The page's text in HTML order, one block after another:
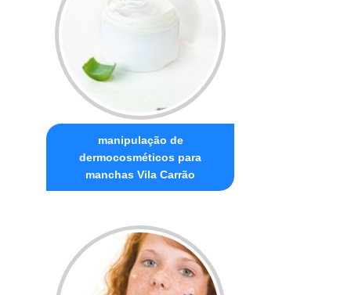
manipulação de
dermocosméticos para
manchas Vila Carrão